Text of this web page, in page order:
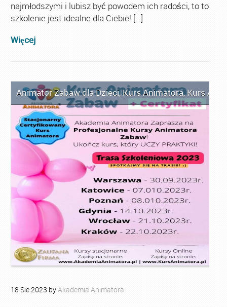
najmłodszymi i lubisz być powodem ich radości, to to
szkolenie jest idealne dla Ciebie! […]
Więcej
Animator Zabaw dla Dzieci,Kurs Animatora,Kurs
18 Sie2023 byAkademia Animatora